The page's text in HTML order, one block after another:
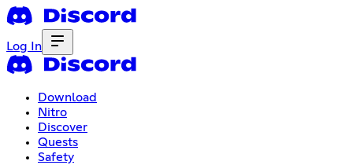
Log In
Download
Nitro
Discover
Quests
Safety